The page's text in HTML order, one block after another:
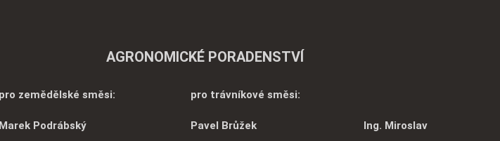
AGRONOMICKÉ PORADENSTVÍ
pro zemědělské směsi:
Marek Podrábský
pro trávníkové směsi:
Pavel Brůžek
Ing. Miroslav